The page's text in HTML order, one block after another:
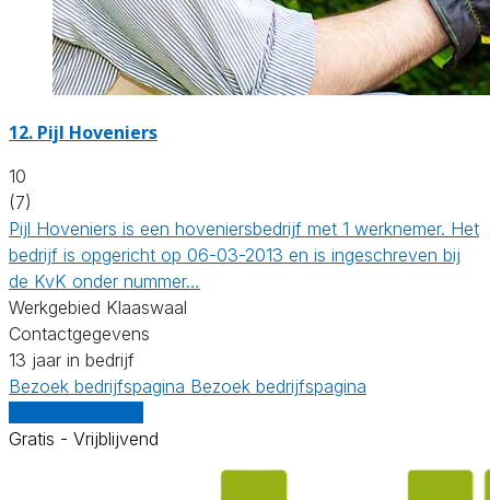
12. Pijl Hoveniers
10
(7)
Pijl Hoveniers is een hoveniersbedrijf met 1 werknemer. Het
bedrijf is opgericht op 06-03-2013 en is ingeschreven bij
de KvK onder nummer…
Werkgebied Klaaswaal
Contactgegevens
13 jaar in bedrijf
Bezoek bedrijfspagina Bezoek bedrijfspagina
Gratis - Vrijblijvend